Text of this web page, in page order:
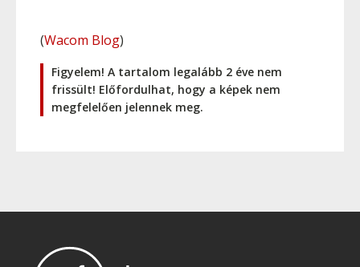
(Wacom Blog)
Figyelem! A tartalom legalább 2 éve nem
frissült! Előfordulhat, hogy a képek nem
megfelelően jelennek meg.